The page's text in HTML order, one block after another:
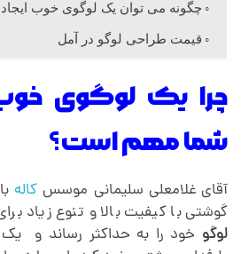
و
گ
و
چگونه می توان یک لوگوی خوب
قیمت طراحی لوگو در آمل
چرا یک لوگوی
شما مهم است؟
آقای غلامعلی سلیمانی موسس کاله
گوشتی با کیفیت بالا و تنوع زیاد
لوگو خود را به حداکثر رساند و